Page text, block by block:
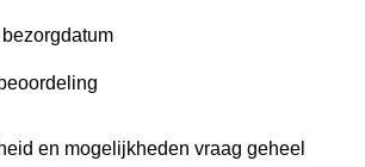
en mogelijkheden vraag geheel